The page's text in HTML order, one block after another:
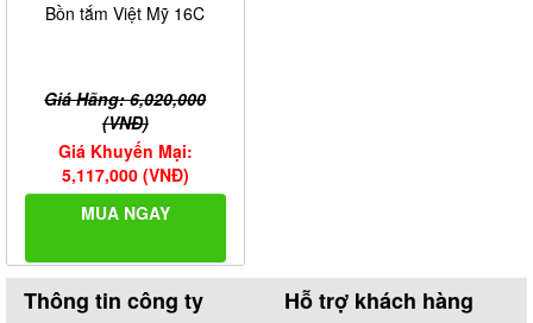
Bồn tắm Việt Mỹ 16C
Giá Hãng: 6,020,000
(VNĐ)
Giá Khuyến Mại:
5,117,000 (VNĐ)
MUA NGAY
Thông tin công ty Hỗ trợ khách hàng